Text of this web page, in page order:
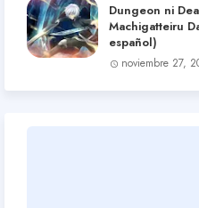
Dungeon ni
Machigatteiru
español)
noviembre 27,